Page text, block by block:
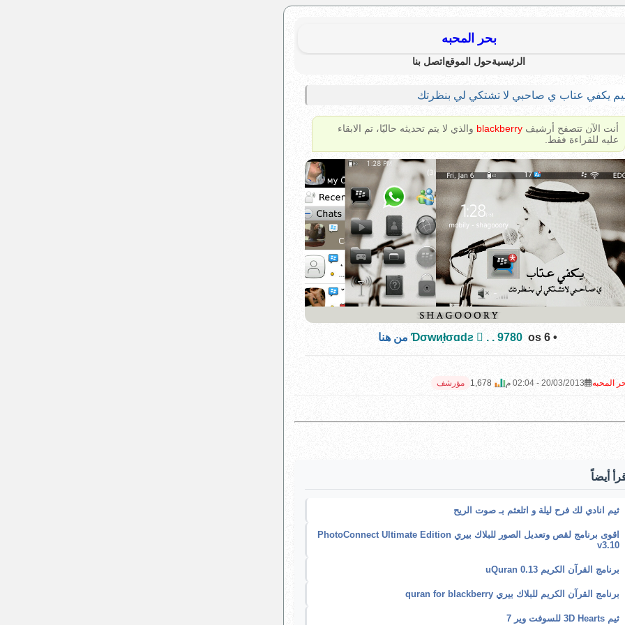
بحر المحبه
الرئيسيةحول الموقع اتصل بنا
يكفي عتاب ي صاحبي لا تشتكي لي بنظرتك
أنت الآن تتصفح أرشيف blackberry والذي لا يتم تحديثه حاليًا، تم الابقاء
عليه للقراءة فقط.
•
Ɗσwи̣łσɑdƨ  . . 9780os 6 من هنا
المحبه 20/03/2013 - 02:04 م 1,678 مؤرشف
أيضاً
ثيم انادي لك فرح ليلة و اتلعثم بـ صوت الريح
اقوى برنامج لقص وتعديل الصور للبلاك بيري PhotoConnect Ultimate Edition
v3.10
برنامج القرآن الكريم uQuran 0.13
برنامج القرآن الكريم للبلاك بيري quran for blackberry
ثيم 3D Hearts للسوفت وير 7